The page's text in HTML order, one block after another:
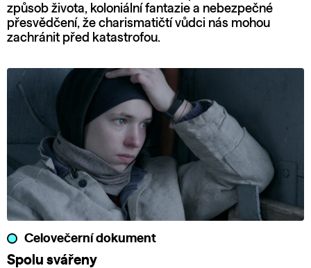
způsob života, koloniální fantazie a nebezpečné
přesvědčení, že charismatičtí vůdci nás mohou
zachránit před katastrofou.
Celovečerní dokument
Spolu svářeny